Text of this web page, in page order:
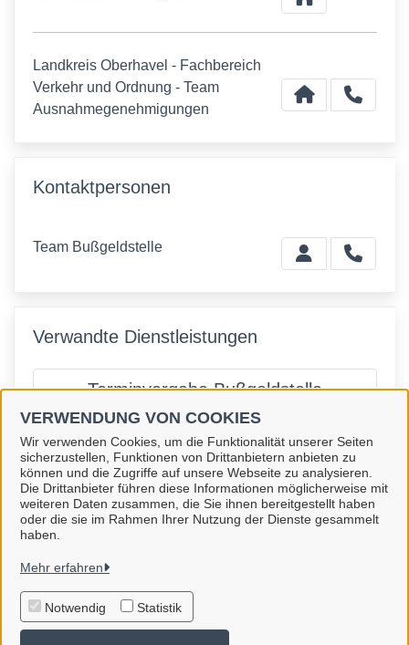
VERWENDUNG VON COOKIES
Wir verwenden Cookies, um die Funktionalität unserer Seiten
sicherzustellen, Funktionen von Drittanbietern anbieten zu
können und die Zugriffe auf unsere Webseite zu analysieren.
Die Drittanbieter führen diese Informationen möglicherweise mit
weiteren Daten zusammen, die Sie ihnen bereitgestellt haben
oder die sie im Rahmen Ihrer Nutzung der Dienste gesammelt
haben.
Mehr erfahren
Notwendig Statistik
Landkreis Oberhavel - Fachbereich
Verkehr und Ordnung - Team
Ausnahmegenehmigungen
Kontaktpersonen
Team Bußgeldstelle
Verwandte Dienstleistungen
Terminvergabe Bußgeldstelle
Stadt Hennigsdorf
Alle Rechte vorbehalten
Impressum